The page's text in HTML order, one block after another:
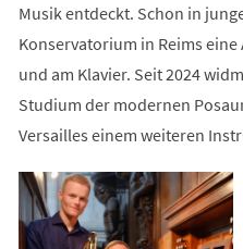
Musik entdeckt. Schon in
Konservatorium in Reims
und am Klavier. Seit 2024
Studium der modernen
Versailles einem weiteren